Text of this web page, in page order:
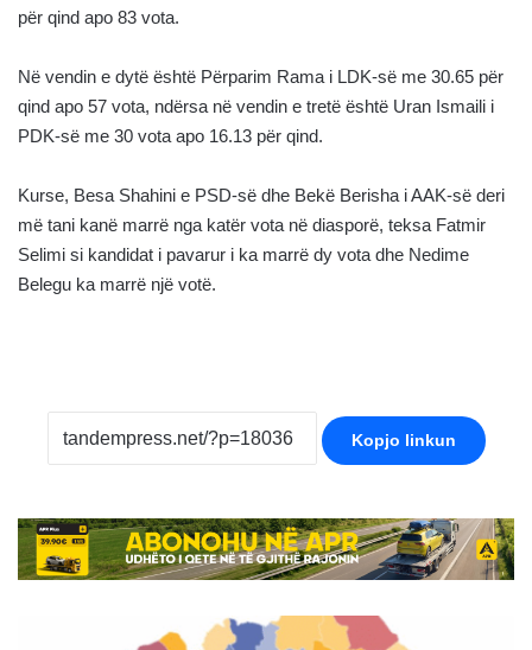
për qind apo 83 vota.
Në vendin e dytë është Përparim Rama i LDK-së me 30.65 për
qind apo 57 vota, ndërsa në vendin e tretë është Uran Ismaili i
PDK-së me 30 vota apo 16.13 për qind.
Kurse, Besa Shahini e PSD-së dhe Bekë Berisha i AAK-së deri
më tani kanë marrë nga katër vota në diasporë, teksa Fatmir
Selimi si kandidat i pavarur i ka marrë dy vota dhe Nedime
Belegu ka marrë një votë.
Kopjo linkun